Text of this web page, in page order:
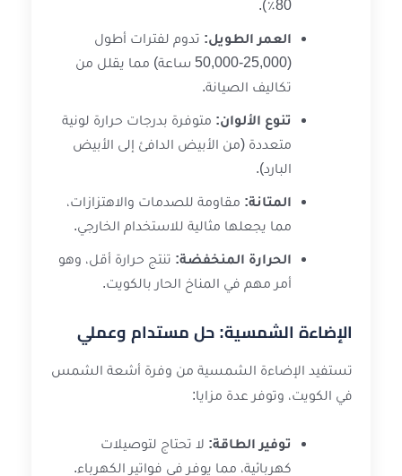
80٪).
العمر الطويل: تدوم لفترات أطول
(25,000-50,000 ساعة) مما يقلل من
تكاليف الصيانة.
تنوع الألوان: متوفرة بدرجات حرارة لونية
متعددة (من الأبيض الدافئ إلى الأبيض
البارد).
المتانة: مقاومة للصدمات والاهتزازات،
مما يجعلها مثالية للاستخدام الخارجي.
الحرارة المنخفضة: تنتج حرارة أقل، وهو
أمر مهم في المناخ الحار بالكويت.
الإضاءة الشمسية: حل مستدام وعملي
تستفيد الإضاءة الشمسية من وفرة أشعة الشمس
في الكويت، وتوفر عدة مزايا:
توفير الطاقة: لا تحتاج لتوصيلات
كهربائية، مما يوفر في فواتير الكهرباء.